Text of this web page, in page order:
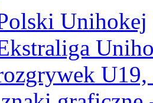
Unihokej